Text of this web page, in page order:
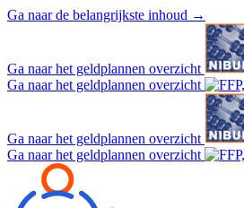
Ga naar de belangrijkste inhoud →
Ga naar het geldplannen overzicht
Ga naar het geldplannen overzicht
Ga naar het geldplannen overzicht
Ga naar het geldplannen overzicht